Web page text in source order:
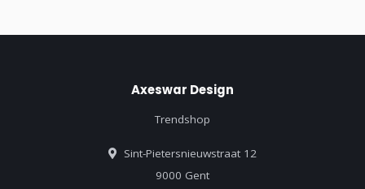
Axeswar Design
Trendshop
Sint-Pietersnieuwstraat 12
9000 Gent